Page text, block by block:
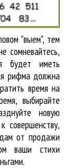
"выем", тем
сомневайтесь,
будет иметь
рифма должна
время на
выбирайте
новую
совершенству,
от продажи
ваши стихи